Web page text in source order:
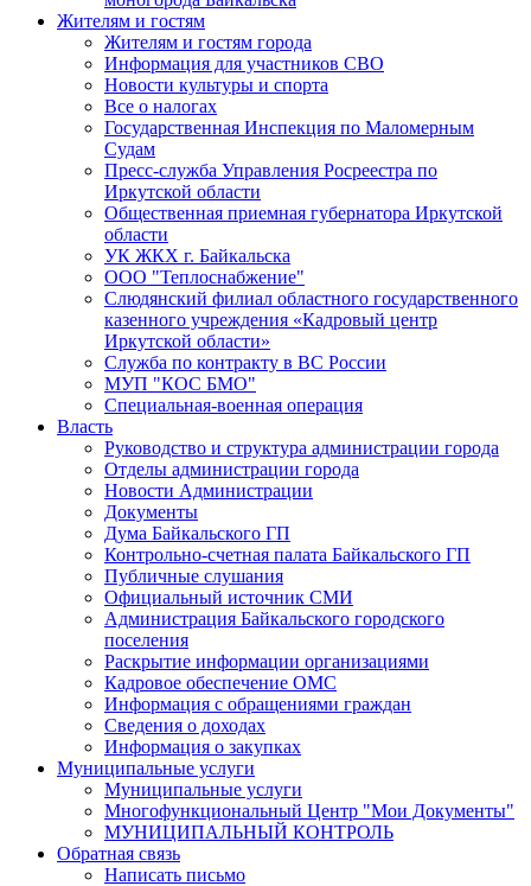
Жителям и гостям
Жителям и гостям города
Информация для участников СВО
Новости культуры и спорта
Все о налогах
Государственная Инспекция по Маломерным
Судам
Пресс-служба Управления Росреестра по
Иркутской области
Общественная приемная губернатора Иркутской
области
УК ЖКХ г. Байкальска
ООО "Теплоснабжение"
Слюдянский филиал областного государственного
казенного учреждения «Кадровый центр
Иркутской области»
Служба по контракту в ВС России
МУП "КОС БМО"
Специальная-военная операция
Власть
Руководство и структура администрации города
Отделы администрации города
Новости Администрации
Документы
Дума Байкальского ГП
Контрольно-счетная палата Байкальского ГП
Публичные слушания
Официальный источник СМИ
Администрация Байкальского городского
поселения
Раскрытие информации организациями
Кадровое обеспечение ОМС
Информация с обращениями граждан
Сведения о доходах
Информация о закупках
Муниципальные услуги
Муниципальные услуги
Многофункциональный Центр "Мои Документы"
МУНИЦИПАЛЬНЫЙ КОНТРОЛЬ
Обратная связь
Написать письмо